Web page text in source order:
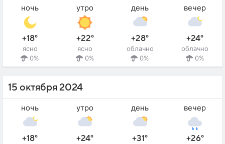
ночь
+18°
ясно
0%
утро
+22°
ясно
0%
день
+28°
облачно
0%
вечер
+24°
облачно
0%
15 октября 2024
ночь
+18°
утро
+24°
день
+31°
вечер
+26°